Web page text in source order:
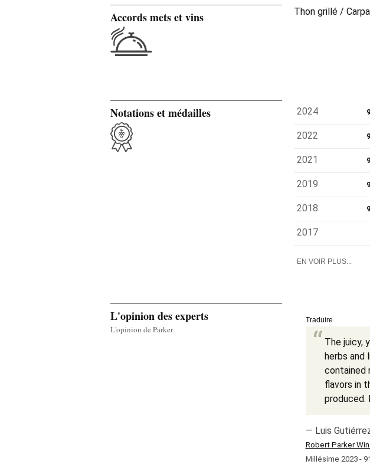
Accords mets et vins Thon grillé /
Notations et médailles 2024
2022
2021
2019
2018
2017
EN VOIR PLUS...
L'opinion des experts
L'opinion de Parker
Traduire
The juicy,
herbs and
contained
flavors in
produced.
— Luis
Robert Parker
Millésime 2023 -